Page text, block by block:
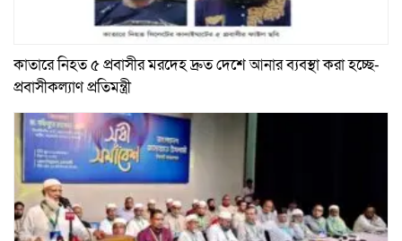
কাতারে নিহত ৫ প্রবাসীর মরদেহ দ্রুত দেশে আনার ব্যবস্থা করা হচ্ছে-
প্রবাসীকল্যাণ প্রতিমন্ত্রী